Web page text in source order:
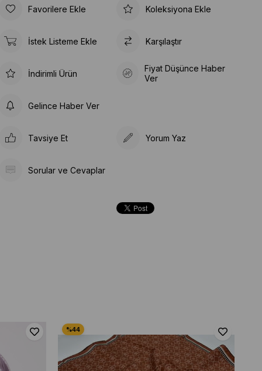
Favorilere Ekle Koleksiyona Ekle
İstek Listeme Ekle Karşılaştır
İndirimli Ürün
Fiyat Düşünce Haber
Ver
Gelince Haber Ver
Tavsiye Et Yorum Yaz
Sorular ve Cevaplar